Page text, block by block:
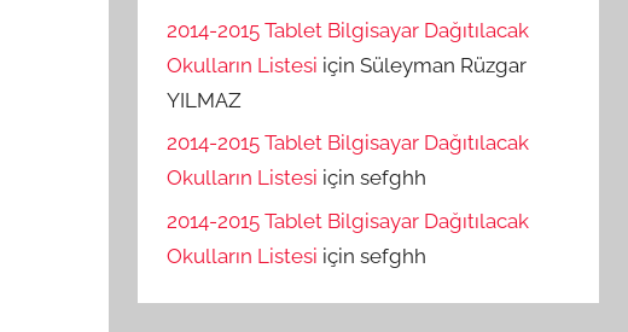
2014-2015 Tablet Bilgisayar Dağıtılacak
Okulların Listesi içinSüleyman Rüzgar
YILMAZ
2014-2015 Tablet Bilgisayar Dağıtılacak
Okulların Listesi içinsefghh
2014-2015 Tablet Bilgisayar Dağıtılacak
Okulların Listesi içinsefghh